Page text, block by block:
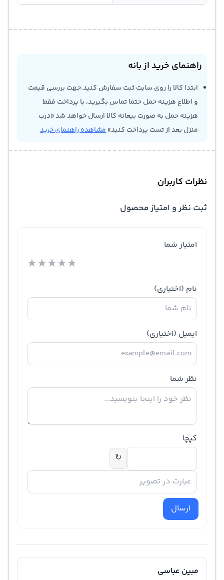
راهنمای خرید از بانه
ابتدا کالا را روی سایت ثبت سفارش کنید.جهت بررسی قیمت
و اطلاع هزینه حمل حتما تماس بگیرید، با پرداخت فقط
هزینه حمل به صورت بیعانه کالا ارسال خواهد شد «درب
منزل بعد از تست پرداخت کنید»مشاهده راهنمای خرید
نظرات کاربران
ثبت نظر و امتیاز محصول
امتیاز شما
★★★★★
نام (اختیاری)
ایمیل (اختیاری)
نظر شما
کپچا
↻
ارسال
مبین عباسی